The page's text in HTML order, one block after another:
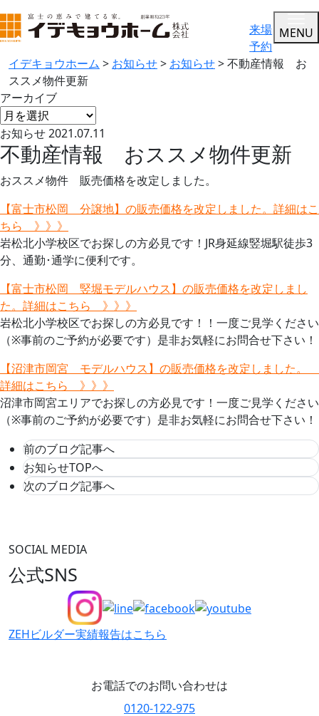
来場
予約
MENU
イデキョウホーム > お知らせ> お知らせ>不動産情報 お
ススメ物件更新
アーカイブ
お知らせ2021.07.11
不動産情報 おススメ物件更新
おススメ物件 販売価格を改定しました。
【富士市松岡 分譲地】の販売価格を改定しました。詳細はこ
ちら 》》》
岩松北小学校区でお探しの方必見です！JR身延線竪堀駅徒歩3
分、通勤･通学に便利です。
【富士市松岡 竪堀モデルハウス】の販売価格を改定しまし
た。詳細はこちら 》》》
岩松北小学校区でお探しの方必見です！！一度ご見学ください
（※事前のご予約が必要です）是非お気軽にお問合せ下さい！
【沼津市岡宮 モデルハウス】の販売価格を改定しました。
詳細はこちら 》》》
沼津市岡宮エリアでお探しの方必見です！一度ご見学ください
（※事前のご予約が必要です）是非お気軽にお問合せ下さい！
前のブログ記事へ
お知らせTOPへ
次のブログ記事へ
SOCIAL MEDIA
公式SNS
ZEHビルダー実績報告はこちら
お電話でのお問い合わせは
0120-122-975